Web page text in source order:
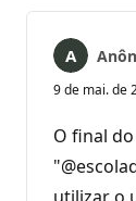
9 de mai. de
O final